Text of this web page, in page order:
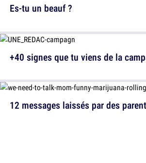
12 messages laissés par des
Es-tu un beauf ?
+40 signes que tu viens de la